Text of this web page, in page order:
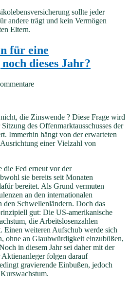
sollte jeder
andere trägt und kein Vermögen
Eltern.
für eine
dieses Jahr?
die Zinswende ? Diese Frage wird
des Offenmarktausschusses der
Immerhin hängt von der erwarteten
einer Vielzahl von
die Fed erneut vor der
sie bereits seit Monaten
bereitet. Als Grund vermuten
an den internationalen
Schwellenländern. Doch das
gut: Die US-amerikanische
die Arbeitslosenzahlen
Einen weiteren Aufschub werde sich
ohne an Glaubwürdigkeit einzubüßen,
in diesem Jahr sei daher mit der
folgen darauf
gravierende Einbußen, jedoch